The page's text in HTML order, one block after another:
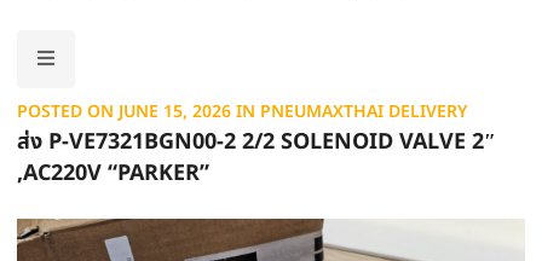
POSTED ON JUNE 15, 2026IN PNEUMAXTHAI DELIVERY
ส่ง P-VE7321BGN00-2 2/2 SOLENOID VALVE 2″
,AC220V “PARKER”